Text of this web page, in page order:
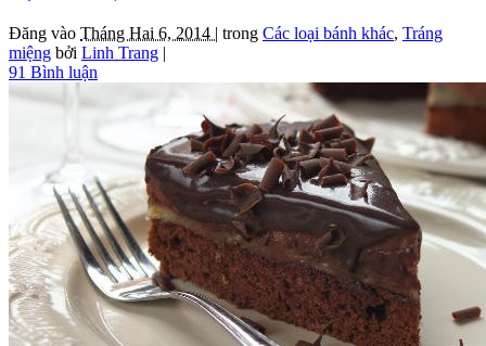
Đăng vào Tháng Hai 6, 2014 | trong Các loại bánh khác, Tráng
miệng bởi Linh Trang |
91 Bình luận